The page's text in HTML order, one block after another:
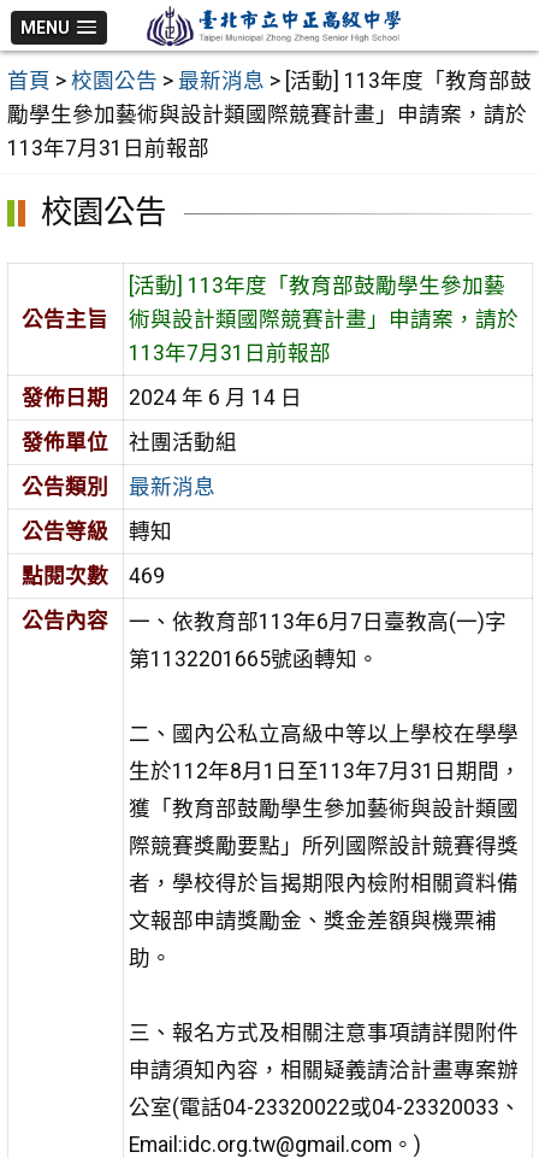
跳
至
主
要
內
MENU
首頁 > 校園公告 > 最新消息 > [活動] 113年度「教育部鼓
勵學生參加藝術與設計類國際競賽計畫」申請案，請於
113年7月31日前報部
校園公告
公告主旨
[活動] 113年度「教育部鼓勵學生參加藝
術與設計類國際競賽計畫」申請案，請於
113年7月31日前報部
發佈日期
2024 年 6 月 14 日
發佈單位
社團活動組
公告類別
最新消息
公告等級
轉知
點閱次數
469
公告內容
一、依教育部113年6月7日臺教高(一)字
第1132201665號函轉知。
二、國內公私立高級中等以上學校在學學
生於112年8月1日至113年7月31日期間，
獲「教育部鼓勵學生參加藝術與設計類國
際競賽獎勵要點」所列國際設計競賽得獎
者，學校得於旨揭期限內檢附相關資料備
文報部申請獎勵金、獎金差額與機票補
助。
三、報名方式及相關注意事項請詳閱附件
申請須知內容，相關疑義請洽計畫專案辦
公室(電話04-23320022或04-23320033、
Email:idc.org.tw@gmail.com。)